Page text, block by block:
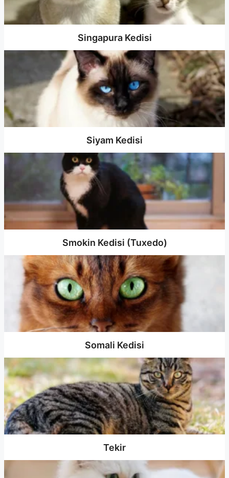
Singapura Kedisi
Siyam Kedisi
Smokin Kedisi (Tuxedo)
Somali Kedisi
Tekir